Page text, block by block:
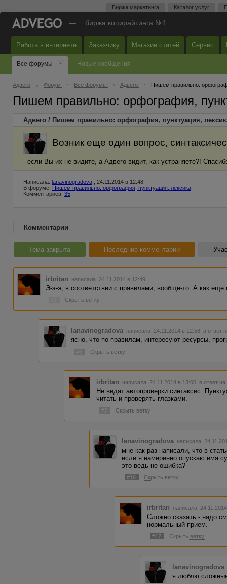
Биржа маркетинга Каталог услуг
— биржа копирайтинга №1
Работа в интернете Заказчику Магазин статей Сервис
Все форумы Новые сообщения
Адвего Форум Все форумы Адвего Пишем правильно:
Пишем правильно: орфография,
Адвего / Пишем правильно: орфография, пунктуация,
Возник еще один вопрос,
- если Вы их не видите, а Адвего видит, как устраняете?!
Написала: lanavinogradova , 24.11.2014 в 12:48
В форуме: Пишем правильно: орфография, пунктуация, лексика
Комментариев: 35
Комментарии
Тема закрыта Последние комментарии
irbritan написала 24.11.2014 в 12:49
Э-э-э, в соответствии с правилами, вообще-то. А как
Скрыть ветку
lanavinogradova написала 24.11.2014 в 12:58 в ответ
ясно, что по правилам, интересуют ресурсы,
Скрыть ветку
irbritan написала 24.11.2014 в 13:00 в ответ на
Не видят автопроверки синтаксис.
читать и проверять глазками.
Скрыть ветку
lanavinogradova написала
мне как раз написали, что в
если я намеренно опускаю имя
это ведь не ошибка?
#16 Скрыть ветку
irbritan написала
Сложно сказать - надо
нормальный прием.
#17 Скрыть ветку
lanavinogradova
я люблю